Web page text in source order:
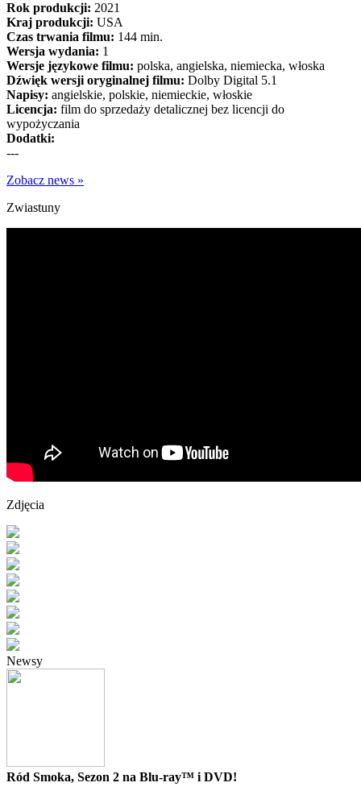
Rok produkcji: 2021
Kraj produkcji: USA
Czas trwania filmu: 144 min.
Wersja wydania: 1
Wersje językowe filmu: polska, angielska, niemiecka, włoska
Dźwięk wersji oryginalnej filmu: Dolby Digital 5.1
Napisy: angielskie, polskie, niemieckie, włoskie
Licencja: film do sprzedaży detalicznej bez licencji do
wypożyczania
Dodatki:
---
Zobacz news »
Zwiastuny
Zdjęcia
Newsy
Ród Smoka, Sezon 2 na Blu-ray™ i DVD!